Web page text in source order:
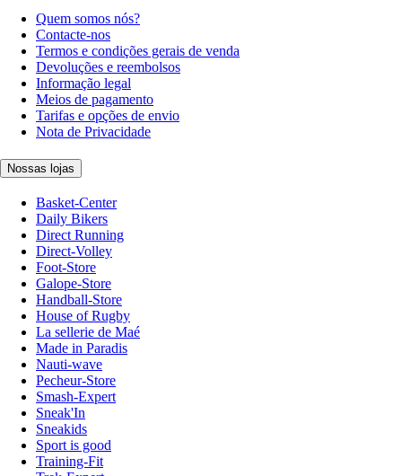
Quem somos nós?
Contacte-nos
Termos e condições gerais de venda
Devoluções e reembolsos
Informação legal
Meios de pagamento
Tarifas e opções de envio
Nota de Privacidade
Nossas lojas
Basket-Center
Daily Bikers
Direct Running
Direct-Volley
Foot-Store
Galope-Store
Handball-Store
House of Rugby
La sellerie de Maé
Made in Paradis
Nauti-wave
Pecheur-Store
Smash-Expert
Sneak'In
Sneakids
Sport is good
Training-Fit